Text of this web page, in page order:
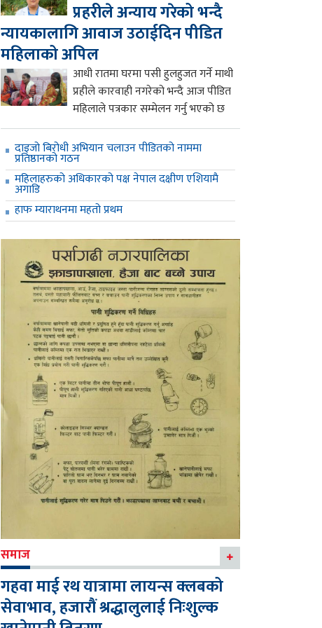
प्रहरीले अन्याय गरेको भन्दै
न्यायकालागि आवाज उठाईदिन पीडित
महिलाको अपिल
आधी रातमा घरमा पसी हुलहुजत गर्ने माथी
प्रहीले कारवाही नगरेको भन्दै आज पीडित
महिलाले पत्रकार सम्मेलन गर्नु भएको छ
दाइजो बिरोधी अभियान चलाउन पीडितको नाममा
प्रतिष्ठानको गठन
महिलाहरुको अधिकारको पक्ष नेपाल दक्षीण एशियामै
अगाडि
हाफ म्याराथनमा महतो प्रथम
समाज
गहवा माई रथ यात्रामा लायन्स क्लबको
सेवाभाव, हजारौं श्रद्धालुलाई निःशुल्क